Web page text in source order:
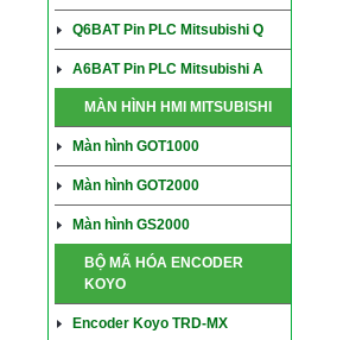
Q6BAT Pin PLC Mitsubishi Q
A6BAT Pin PLC Mitsubishi A
MÀN HÌNH HMI MITSUBISHI
Màn hình GOT1000
Màn hình GOT2000
Màn hình GS2000
BỘ MÃ HÓA ENCODER
KOYO
Encoder Koyo TRD-MX